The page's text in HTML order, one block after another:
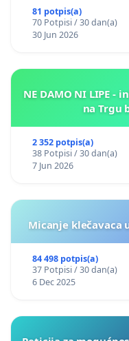
81 potpis(a)
70 Potpisi / 30 dan(a)
30 Jun 2026
NE DAMO NI LIPE
na Trgu
2 352 potpis(a)
38 Potpisi / 30 dan(a)
7 Jun 2026
Micanje klečavaca
84 498 potpis(a)
37 Potpisi / 30 dan(a)
6 Dec 2025